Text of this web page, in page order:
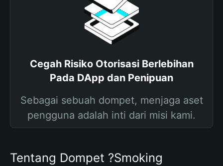
Cegah Risiko Otorisasi Berlebihan
Pada DApp dan Penipuan
Sebagai sebuah dompet, menjaga aset
pengguna adalah inti dari misi kami.
Tentang Dompet ?Smoking